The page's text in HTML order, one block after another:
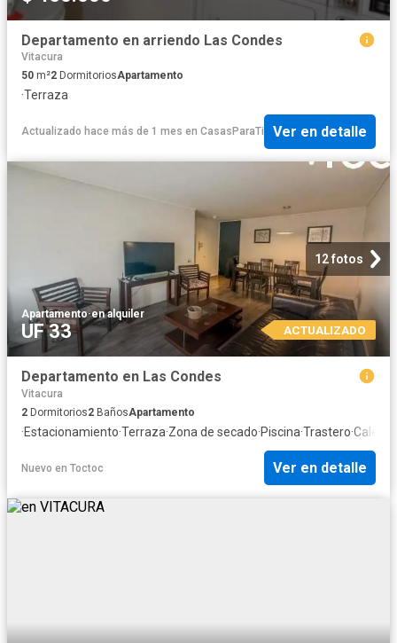
Departamento en arriendo Las Condes
Vitacura
50 m²2 DormitoriosApartamento
·Terraza
Actualizado hace más de 1 mes en CasasParaTi Ver en detalle
12 fotos
Apartamento·en alquiler
UF 33 ACTUALIZADO
Departamento en Las Condes
Vitacura
2 Dormitorios2 BañosApartamento
·Estacionamiento·Terraza·Zona de secado·Piscina·Trastero·
Nuevo en Toctoc Ver en detalle